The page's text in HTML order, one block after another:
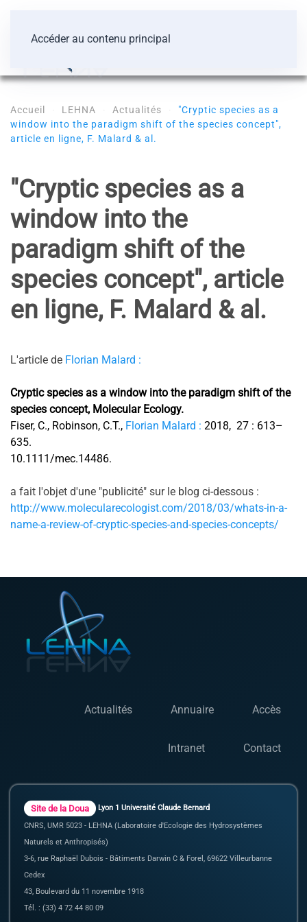
Accéder au contenu principal
Accueil LEHNA Actualités
"Cryptic species as a
window into the paradigm shift of the species concept",
article en ligne, F. Malard & al.
"Cryptic species as a
window into the
paradigm shift of the
species concept", article
en ligne, F. Malard & al.
L'article de Florian Malard :
Cryptic species as a window into the paradigm shift of the
species concept, Molecular Ecology.
Fiser, C., Robinson, C.T., Florian Malard : 2018, 27 : 613–
635.
10.1111/mec.14486.
a fait l'objet d'une "publicité" sur le blog ci-dessous :
http://www.molecularecologist.com/2018/03/whats-in-a-
name-a-review-of-cryptic-species-and-species-concepts/
Actualités Annuaire Accès
Intranet Contact
Site de la Doua
Lyon 1 Université Claude Bernard
CNRS, UMR 5023 - LEHNA (Laboratoire d'Ecologie des Hydrosystèmes
Naturels et Anthropisés)
3-6, rue Raphaël Dubois - Bâtiments Darwin C & Forel, 69622 Villeurbanne
Cedex
43, Boulevard du 11 novembre 1918
Tél. : (33) 4 72 44 80 09